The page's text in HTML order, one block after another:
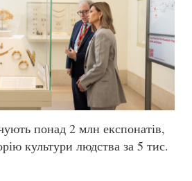
понад 2 млн експонатів,
культури людства за 5 тис.